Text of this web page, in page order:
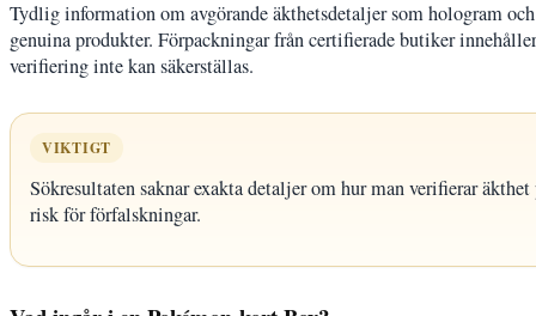
Tydlig information om avgörande äkthetsdetaljer som hologram
genuina produkter. Förpackningar från certifierade butiker
verifiering inte kan säkerställas.
VIKTIGT
Sökresultaten saknar exakta detaljer om hur man verifierar
risk för förfalskningar.